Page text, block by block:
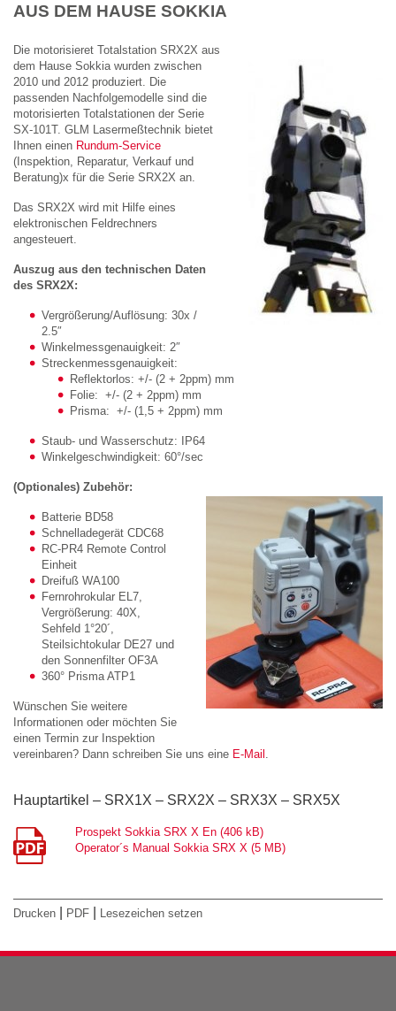
AUS DEM HAUSE SOKKIA
Die motorisieret Totalstation SRX2X aus
dem Hause Sokkia wurden zwischen
2010 und 2012 produziert. Die
passenden Nachfolgemodelle sind die
motorisierten Totalstationen der Serie
SX-101T. GLM Lasermeßtechnik bietet
Ihnen einen Rundum-Service
(Inspektion, Reparatur, Verkauf und
Beratung)x für die Serie SRX2X an.
Das SRX2X wird mit Hilfe eines
elektronischen Feldrechners
angesteuert.
Auszug aus den technischen Daten
des SRX2X:
Vergrößerung/Auflösung: 30x /
2.5″
Winkelmessgenauigkeit: 2″
Streckenmessgenauigkeit:
Reflektorlos: +/- (2 + 2ppm) mm
Folie: +/- (2 + 2ppm) mm
Prisma: +/- (1,5 + 2ppm) mm
Staub- und Wasserschutz: IP64
Winkelgeschwindigkeit: 60°/sec
(Optionales) Zubehör:
Batterie BD58
Schnelladegerät CDC68
RC-PR4 Remote Control
Einheit
Dreifuß WA100
Fernrohrokular EL7,
Vergrößerung: 40X,
Sehfeld 1°20´,
Steilsichtokular DE27 und
den Sonnenfilter OF3A
360° Prisma ATP1
Wünschen Sie weitere
Informationen oder möchten Sie
einen Termin zur Inspektion
vereinbaren? Dann schreiben Sie uns eine E-Mail
Hauptartikel – SRX1X – SRX2X – SRX3X – SRX5X
Prospekt Sokkia SRX X En (406 kB)
Operator´s Manual Sokkia SRX X (5 MB)
Drucken PDF Lesezeichen setzen